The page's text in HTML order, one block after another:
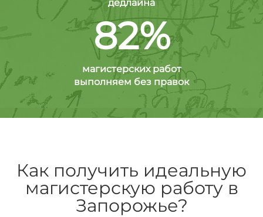
дедлайна
82%
магистерских работ
выполняем без правок
Как получить идеальную
магистерскую работу в
Запорожье?